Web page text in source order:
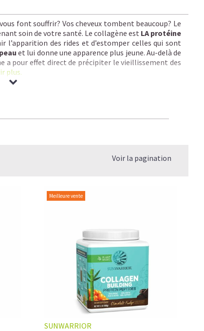
font souffrir? Vos cheveux tombent beaucoup? Le
soin de votre santé. Le collagène est LA protéine
l’apparition des rides et d’estomper celles qui sont
et lui donne une apparence plus jeune. Au-delà de
a pour effet direct de précipiter le vieillissement des
plus.
hydrolysé ?
Voir la pagination
Meilleure vente
SUNWARRIOR